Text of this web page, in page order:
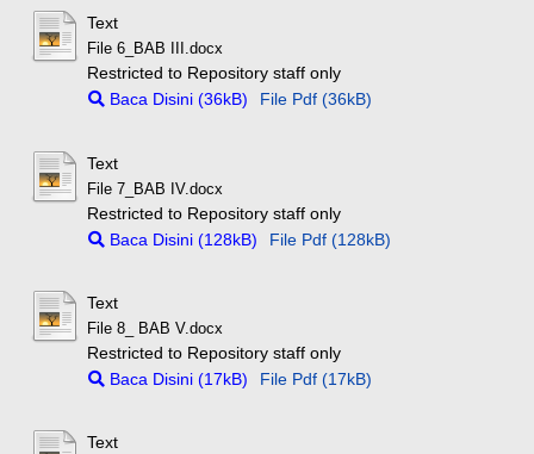
Text
File 6_BAB III.docx
Restricted to Repository staff only
Baca Disini (36kB)
File Pdf (36kB)
Text
File 7_BAB IV.docx
Restricted to Repository staff only
Baca Disini (128kB)
File Pdf (128kB)
Text
File 8_ BAB V.docx
Restricted to Repository staff only
Baca Disini (17kB)
File Pdf (17kB)
Text